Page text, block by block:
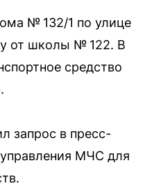
№ 132/1 по улице
от школы № 122. В
средство
запрос в пресс-
МЧС для